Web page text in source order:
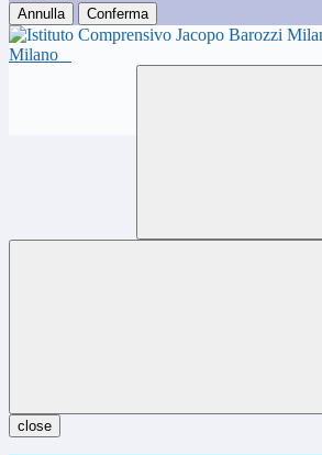
Annulla Conferma
Milano
close